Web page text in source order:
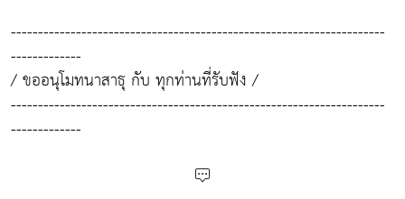
---------------------------------------------------------------------
-------------
/ ขออนุโมทนาสาธุ กับ ทุกท่านที่รับฟัง /
---------------------------------------------------------------------
-------------